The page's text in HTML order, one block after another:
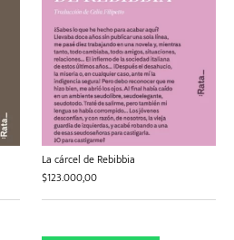
La cárcel de Rebibbia
$123.000,00